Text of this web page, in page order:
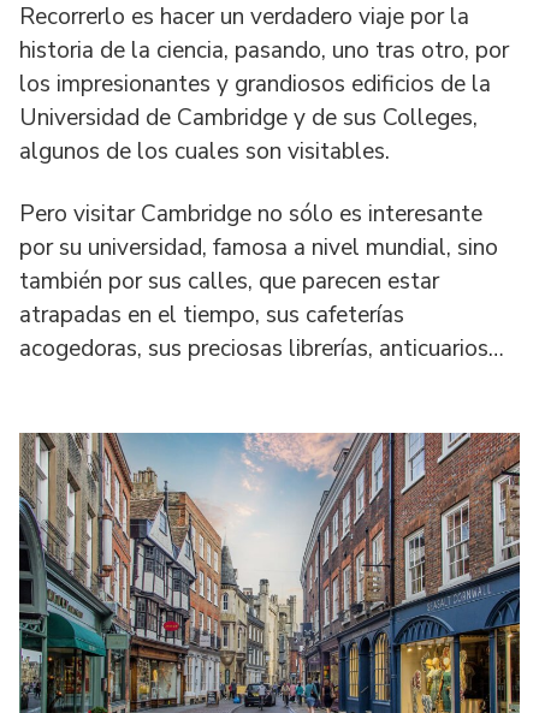
Recorrerlo es hacer un verdadero viaje por la
historia de la ciencia, pasando, uno tras otro, por
los impresionantes y grandiosos edificios de la
Universidad de Cambridge y de sus Colleges,
algunos de los cuales son visitables.
Pero visitar Cambridge no sólo es interesante
por su universidad, famosa a nivel mundial, sino
también por sus calles, que parecen estar
atrapadas en el tiempo, sus cafeterías
acogedoras, sus preciosas librerías, anticuarios…